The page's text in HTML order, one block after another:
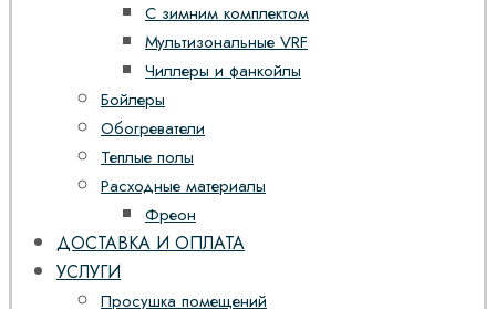
С зимним комплектом
Мультизональные VRF
Чиллеры и фанкойлы
Бойлеры
Обогреватели
Теплые полы
Расходные материалы
Фреон
ДОСТАВКА И ОПЛАТА
УСЛУГИ
Просушка помещений